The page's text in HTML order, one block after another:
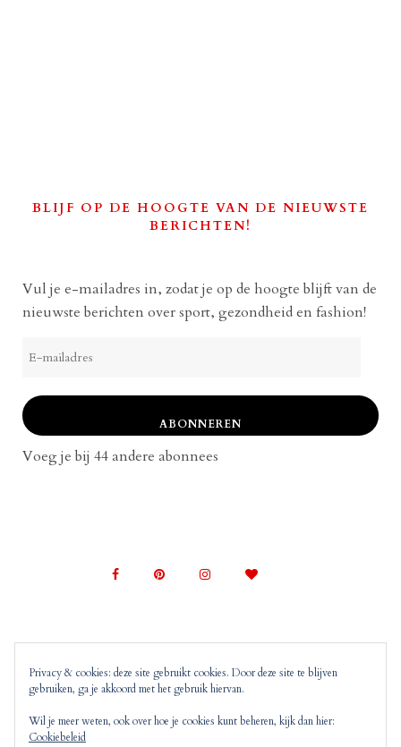
BLIJF OP DE HOOGTE VAN DE NIEUWSTE
BERICHTEN!
Vul je e-mailadres in, zodat je op de hoogte blijft van de
nieuwste berichten over sport, gezondheid en fashion!
mailadres
ABONNEREN
Voeg je bij 44 andere abonnees
© 2022 Mom on Top |Copyright, Disclaimer en
PrivacyverklaringMom on Top bevat advertenties en
‘monitized of affiliated’ links. Dit wil zeggen dat
Privacy & cookies: deze site gebruikt cookies. Door deze site te blijven
gebruiken, ga je akkoord met het gebruik hiervan.
Wil je meer weten, ook over hoe je cookies kunt beheren, kijk dan hier:
Cookiebeleid